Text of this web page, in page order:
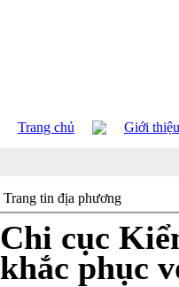
Trang chủ Giới thiệu
Trang tin địa phương
Chi cục
khắc phục